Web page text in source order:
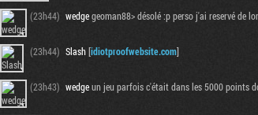
(23h44) wedgegeoman88> désolé :p perso j'ai reservé de
(23h44) Slash[idiotproofwebsite.com]
(23h43) wedgeun jeu parfois c'était dans les 5000 points